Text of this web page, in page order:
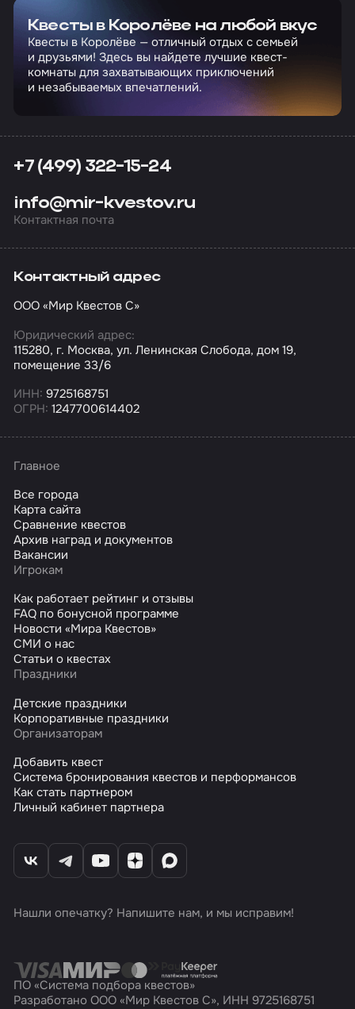
Квесты в Королёве на любой вкус
Квесты в Королёве — отличный отдых с семьей
и друзьями! Здесь вы найдете лучшие квест-
комнаты для захватывающих приключений
и незабываемых впечатлений.
+7 (499) 322-15-24
info@mir-kvestov.ru
Контактная почта
Контактный адрес
ООО «Мир Квестов С»
Юридический адрес:
115280, г. Москва, ул. Ленинская Слобода, дом 19,
помещение 33/6
ИНН: 9725168751
ОГРН: 1247700614402
Главное
Все города
Карта сайта
Сравнение квестов
Архив наград и документов
Вакансии
Игрокам
Как работает рейтинг и отзывы
FAQ по бонусной программе
Новости «Мира Квестов»
СМИ о нас
Статьи о квестах
Праздники
Детские праздники
Корпоративные праздники
Организаторам
Добавить квест
Система бронирования квестов и перформансов
Как стать партнером
Личный кабинет партнера
Нашли опечатку? Напишите нам, и мы исправим!
ПО «Система подбора квестов»
Разработано ООО «Мир Квестов С», ИНН 9725168751